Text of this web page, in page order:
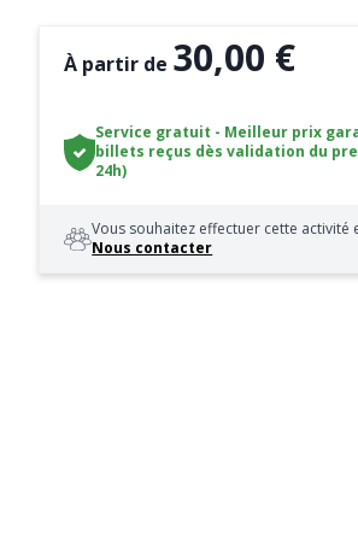
À partir de 30,00 €
Service gratuit - Meilleur prix
billets reçus dès validation du
24h)
Vous souhaitez effectuer cette activité
Nous contacter